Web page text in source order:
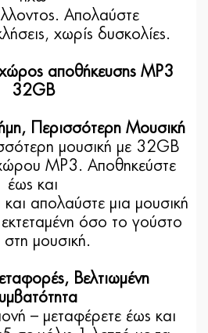
Απολαύστε
χωρίς δυσκολίες.
χώρος αποθήκευσης MP3
32GB
Περισσότερη Μουσική
μουσική με 32GB
MP3. Αποθηκεύστε
έως και
απολαύστε μια μουσική
όσο το γούστο
στη μουσική.
Βελτιωμένη
– μεταφέρετε έως και